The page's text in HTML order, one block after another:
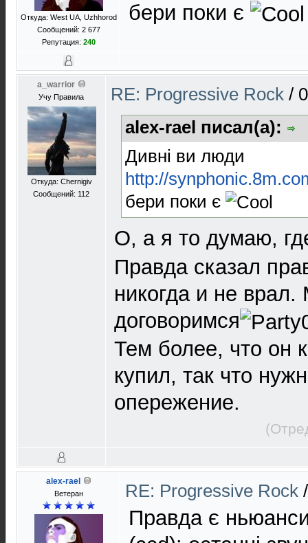
Откуда: West UA, Uzhhorod
Сообщений: 2 677
Репутация: 240
бери поки є
a_warrior
Учу Правила
Откуда: Chernigiv
Сообщений: 112
RE: Progressive Rock /
alex-rael писал(а):
Дивні ви люди
http://
бери поки є
О, а я то думаю,
Правда сказал
никогда и не
договоримся
Тем более, что он
купил, так что
опережение.
alex-rael
Ветеран RE: Progressive Rock
Правда є